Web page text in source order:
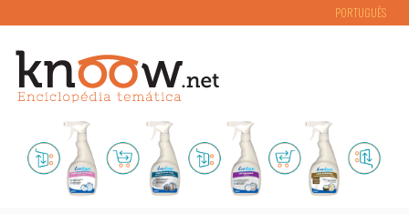
PORTUGUÊS